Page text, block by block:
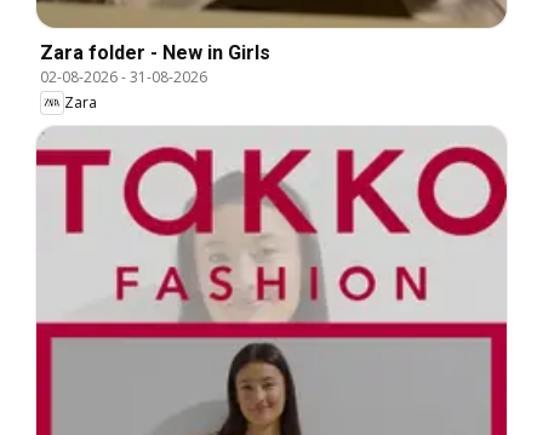
Zara folder - New in Girls
02-08-2026-31-08-2026
Zara